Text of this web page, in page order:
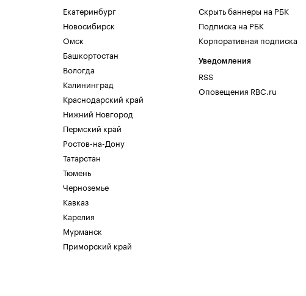
Екатеринбург
Новосибирск
Омск
Башкортостан
Вологда
Калининград
Краснодарский край
Нижний Новгород
Пермский край
Ростов-на-Дону
Татарстан
Тюмень
Черноземье
Кавказ
Карелия
Мурманск
Приморский край
Скрыть баннеры на РБК
Подписка на РБК
Корпоративная подписка
Уведомления
RSS
Оповещения RBC.ru